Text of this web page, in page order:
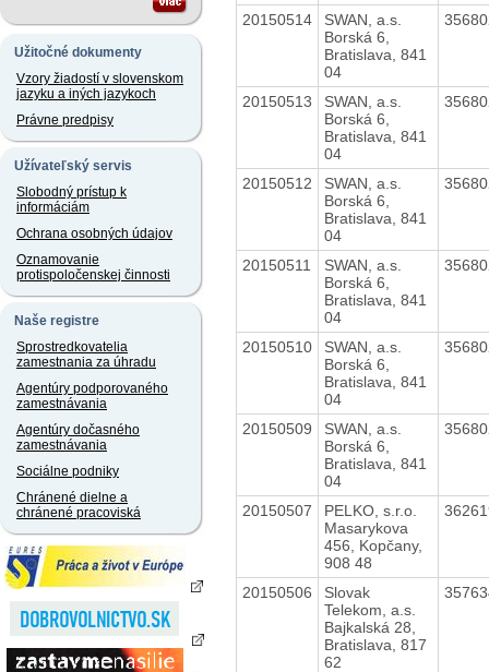
Užitočné dokumenty
Vzory žiadostí v slovenskom
jazyku a iných jazykoch
Právne predpisy
Užívateľský servis
Slobodný prístup k
informáciám
Ochrana osobných údajov
Oznamovanie
protispoločenskej činnosti
Naše registre
Sprostredkovatelia
zamestnania za úhradu
Agentúry podporovaného
zamestnávania
Agentúry dočasného
zamestnávania
Sociálne podniky
Chránené dielne a
chránené pracoviská
20150514
SWAN, a.s.
Borská 6,
Bratislava, 841
04
20150513
SWAN, a.s.
Borská 6,
Bratislava, 841
04
20150512
SWAN, a.s.
Borská 6,
Bratislava, 841
04
20150511
SWAN, a.s.
Borská 6,
Bratislava, 841
04
20150510
SWAN, a.s.
Borská 6,
Bratislava, 841
04
20150509
SWAN, a.s.
Borská 6,
Bratislava, 841
04
20150507
PELKO, s.r.o.
Masarykova
456, Kopčany,
908 48
20150506
Slovak
Telekom, a.s.
Bajkalská 28,
Bratislava, 817
62